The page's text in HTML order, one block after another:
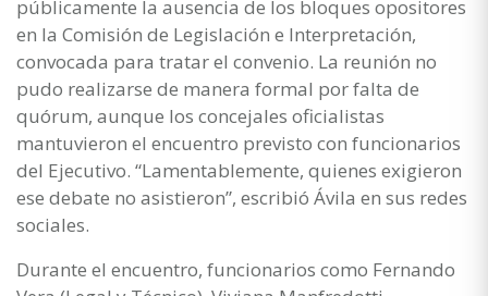
públicamente la ausencia de los bloques opositores
en la Comisión de Legislación e Interpretación,
convocada para tratar el convenio. La reunión no
pudo realizarse de manera formal por falta de
quórum, aunque los concejales oficialistas
mantuvieron el encuentro previsto con funcionarios
del Ejecutivo. “Lamentablemente, quienes exigieron
ese debate no asistieron”, escribió Ávila en sus redes
sociales.
Durante el encuentro, funcionarios como Fernando